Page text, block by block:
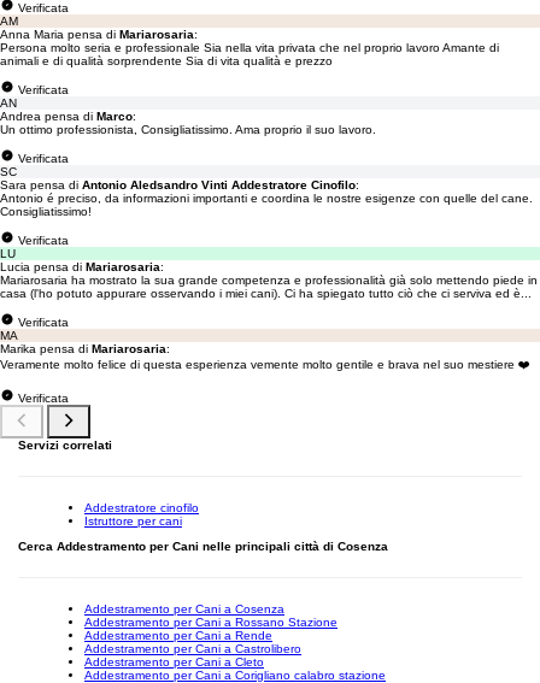
Verificata
AM
Anna Maria pensa di Mariarosaria:
Persona molto seria e professionale Sia nella vita privata che nel proprio lavoro Amante di
animali e di qualità sorprendente Sia di vita qualità e prezzo
Verificata
AN
Andrea pensa di Marco:
Un ottimo professionista, Consigliatissimo. Ama proprio il suo lavoro.
Verificata
SC
Sara pensa di Antonio Aledsandro Vinti Addestratore Cinofilo:
Antonio é preciso, da informazioni importanti e coordina le nostre esigenze con quelle del cane.
Consigliatissimo!
Verificata
LU
Lucia pensa di Mariarosaria:
Mariarosaria ha mostrato la sua grande competenza e professionalità già solo mettendo piede in
casa (l'ho potuto appurare osservando i miei cani). Ci ha spiegato tutto ciò che ci serviva ed è...
Verificata
MA
Marika pensa di Mariarosaria:
Veramente molto felice di questa esperienza vemente molto gentile e brava nel suo mestiere ❤️
Verificata
Servizi correlati
Addestratore cinofilo
Istruttore per cani
Cerca Addestramento per Cani nelle principali città di Cosenza
Addestramento per Cani a Cosenza
Addestramento per Cani a Rossano Stazione
Addestramento per Cani a Rende
Addestramento per Cani a Castrolibero
Addestramento per Cani a Cleto
Addestramento per Cani a Corigliano calabro stazione